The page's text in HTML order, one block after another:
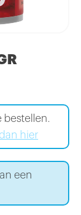
bestellen.
hier
een